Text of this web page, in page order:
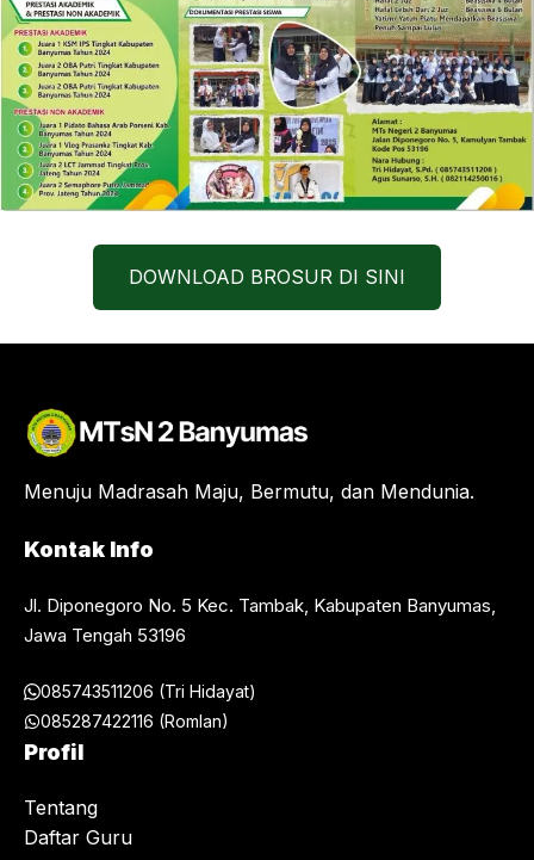
DOWNLOAD BROSUR DI SINI
Menuju Madrasah Maju, Bermutu, dan Mendunia.
Kontak Info
Jl. Diponegoro No. 5 Kec. Tambak, Kabupaten Banyumas,
Jawa Tengah 53196
085743511206 (Tri Hidayat)
085287422116 (Romlan)
Profil
Tentang
Daftar Guru